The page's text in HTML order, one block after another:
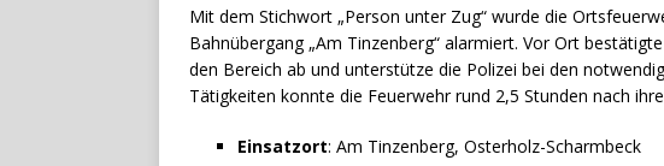
Mit dem Stichwort „Person unter Zug“ wurde die
Bahnübergang „Am Tinzenberg“ alarmiert. Vor Ort
den Bereich ab und unterstütze die Polizei bei den
Tätigkeiten konnte die Feuerwehr rund 2,5 Stunden nach
Einsatzort: Am Tinzenberg, Osterholz-Scharmbeck